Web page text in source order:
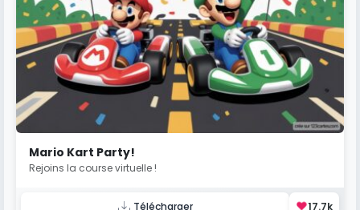
Mario Kart Party!
Rejoins la course virtuelle !
Télécharger ❤️17.7k